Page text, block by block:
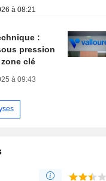
à 08:21
:
pression
clé
à 09:43